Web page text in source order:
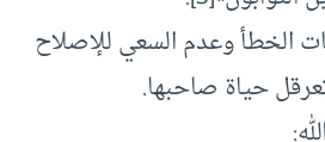
الخطأ وعدم السعي للإصلاح
حياة صاحبها.